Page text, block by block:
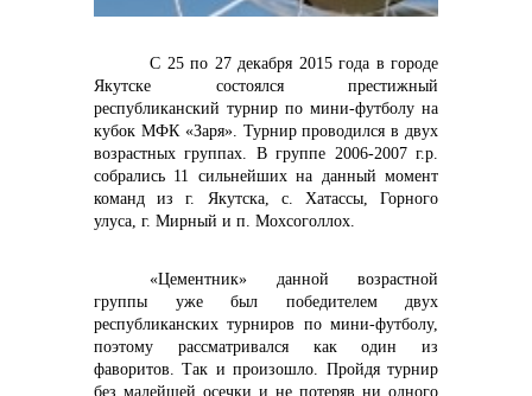
Контакты
С 25 по 27 декабря 2015 года в городе
Якутске состоялся престижный
республиканский турнир по мини-футболу на
кубок МФК «Заря». Турнир проводился в двух
возрастных группах. В группе 2006-2007 г.р.
собрались 11 сильнейших на данный момент
команд из г. Якутска, с. Хатассы, Горного
улуса, г. Мирный и п. Мохсоголлох.
«Цементник» данной возрастной
группы уже был победителем двух
республиканских турниров по мини-футболу,
поэтому рассматривался как один из
фаворитов. Так и произошло. Пройдя турнир
без малейшей осечки и не потеряв ни одного